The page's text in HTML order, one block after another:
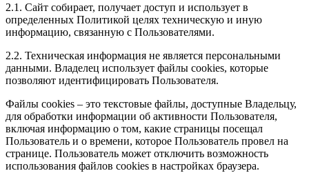
2.1. Сайт собирает, получает доступ и использует в
определенных Политикой целях техническую и иную
информацию, связанную с Пользователями.
2.2. Техническая информация не является персональными
данными. Владелец использует файлы cookies, которые
позволяют идентифицировать Пользователя.
Файлы cookies – это текстовые файлы, доступные Владельцу,
для обработки информации об активности Пользователя,
включая информацию о том, какие страницы посещал
Пользователь и о времени, которое Пользователь провел на
странице. Пользователь может отключить возможность
использования файлов cookies в настройках браузера.